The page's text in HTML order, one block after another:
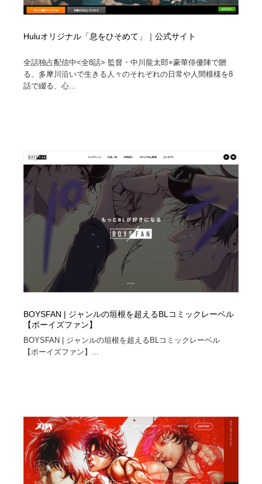
Huluオリジナル「息をひそめて」｜公式サイト
全話独占配信中<全8話> 監督・中川龍太郎×豪華俳優陣で贈
る、多摩川沿いで生きる人々のそれぞれの日常や人間模様を8
話で綴る、心...
BOYSFAN | ジャンルの垣根を超えるBLコミックレーベル
【ボーイズファン】
BOYSFAN | ジャンルの垣根を超えるBLコミックレーベル
【ボーイズファン】...